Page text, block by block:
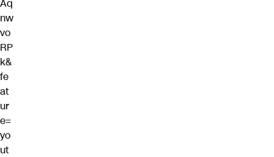
Aq
nw
vo
RP
k&
fe
at
ur
e=
yo
ut